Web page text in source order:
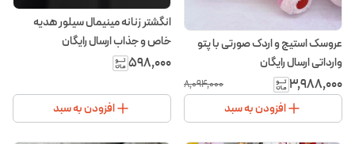
عروسک استیج و اردک صورتی با پتو
وارداتی ارسال رایگان
۳٬۹۸۸٬۰۰۰ ۸٬۰۹۴٬۰۰۰
افزودن به سبد
انگشتر زنانه مینیمال سیلور هدیه
خاص و جذاب ارسال رایگان
۵۹۸٬۰۰۰
افزودن به سبد